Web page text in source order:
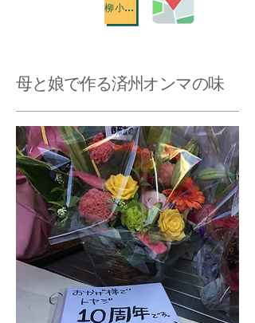
柳小路地図
母と娘で作る済州オンマの味